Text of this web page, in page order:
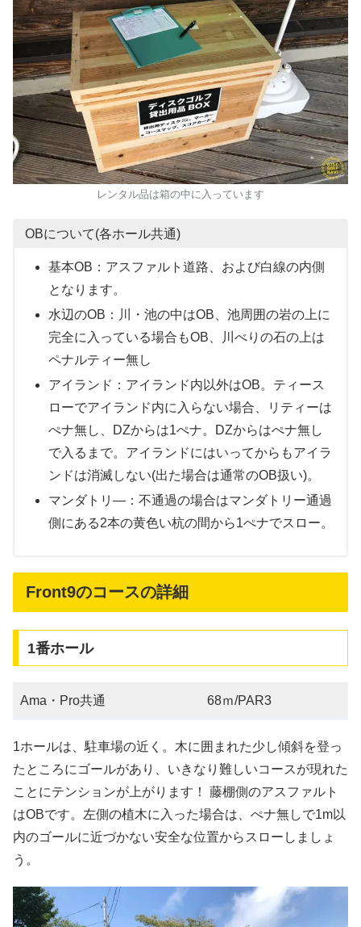
レンタル品は箱の中に入っています
OBについて(各ホール共通)
基本OB：アスファルト道路、および白線の内側
となります。
水辺のOB：川・池の中はOB、池周囲の岩の上に
完全に入っている場合もOB、川べりの石の上は
ペナルティー無し
アイランド：アイランド内以外はOB。ティース
ローでアイランド内に入らない場合、リティーは
ぺナ無し、DZからは1ぺナ。DZからはぺナ無し
で入るまで。アイランドにはいってからもアイラ
ンドは消滅しない(出た場合は通常のOB扱い)。
マンダトリ―：不通過の場合はマンダトリー通過
側にある2本の黄色い杭の間から1ぺナでスロー。
Front9のコースの詳細
1番ホール
Ama・Pro共通 68ｍ/PAR3
1ホールは、駐車場の近く。木に囲まれた少し傾斜を登っ
たところにゴールがあり、いきなり難しいコースが現れた
ことにテンションが上がります！ 藤棚側のアスファルト
はOBです。左側の植木に入った場合は、ぺナ無しで1m以
内のゴールに近づかない安全な位置からスローしましょ
う。